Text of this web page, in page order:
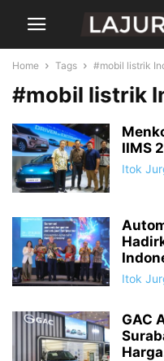
Home Tags #mobil listrik
#mobil listrik
IIMS
Itok
Itok
GAC